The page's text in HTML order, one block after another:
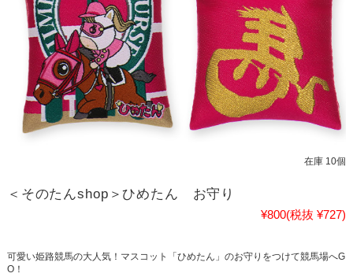
在庫 10個
＜そのたんshop＞ひめたん お守り
¥800(税抜 ¥727)
可愛い姫路競馬の大人気！マスコット「ひめたん」のお守りをつけて競馬場へG
O！